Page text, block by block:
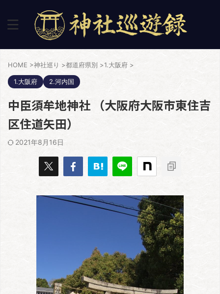
HOME >神社巡り >都道府県別 >1.大阪府 >
1.大阪府 2.河内国
中臣須牟地神社 （大阪府大阪市東住吉
区住道矢田）
2021年8月16日